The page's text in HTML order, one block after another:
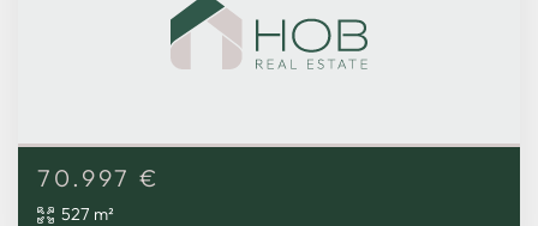
70.997 €
527 m²